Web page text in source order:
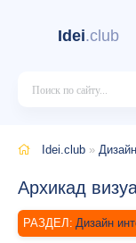
Idei.club
Idei.club »
Архикад
Дизайн